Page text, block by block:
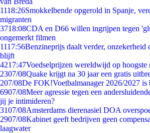
1118:26Smokkelbende opgerold in Spanje,
migranten
3718:08CDA en D66 willen ingrijpen tegen
ongemerkt filmen
1117:56Benzineprijs daalt verder, onzekerheid
blijft
4217:47Voedselprijzen wereldwijd op
2307/08Quake krijgt na 30 jaar een gratis
207/08De FOK!Voetbalmanager 2026/2027 is
6907/08Meer agressie tegen een
jij je intimideren?
3107/08Amsterdams dierenasiel DOA
2907/08Kabinet geeft bedrijven geen
laagwater